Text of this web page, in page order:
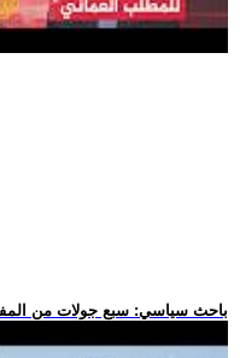
.. باحث سياسي: سبع جولات من